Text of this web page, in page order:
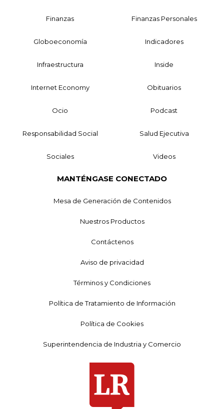
Finanzas Finanzas Personales
Globoeconomía Indicadores
Infraestructura Inside
Internet Economy Obituarios
Ocio Podcast
Responsabilidad Social Salud Ejecutiva
Sociales Videos
MANTÉNGASE CONECTADO
Mesa de Generación de Contenidos
Nuestros Productos
Contáctenos
Aviso de privacidad
Términos y Condiciones
Política de Tratamiento de Información
Política de Cookies
Superintendencia de Industria y Comercio